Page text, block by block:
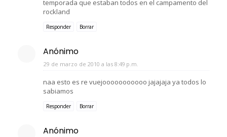
temporada que estaban todos en el campamento del
rockland
Responder Borrar
Anónimo
29 de marzo de 2010 a las 8:49 p.m.
naa esto es re vuejooooooooooo jajajaja ya todos lo
sabiamos
Responder Borrar
Anónimo